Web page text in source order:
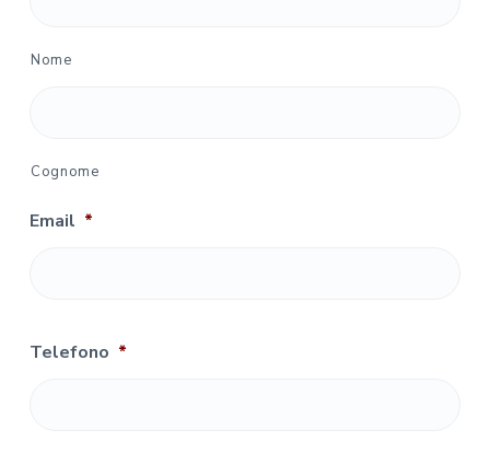
Nome
Cognome
Email *
Telefono *